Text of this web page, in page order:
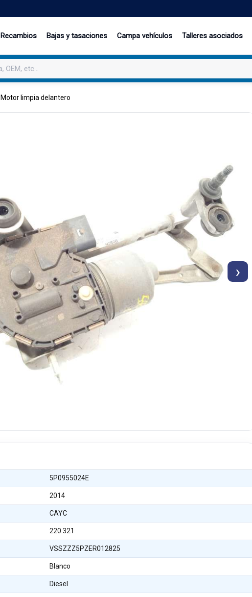
Recambios Bajas y tasaciones Campa vehículos Talleres asociados
Motor limpia delantero
›
5P0955024E
2014
CAYC
220.321
VSSZZZ5PZER012825
Blanco
Diesel